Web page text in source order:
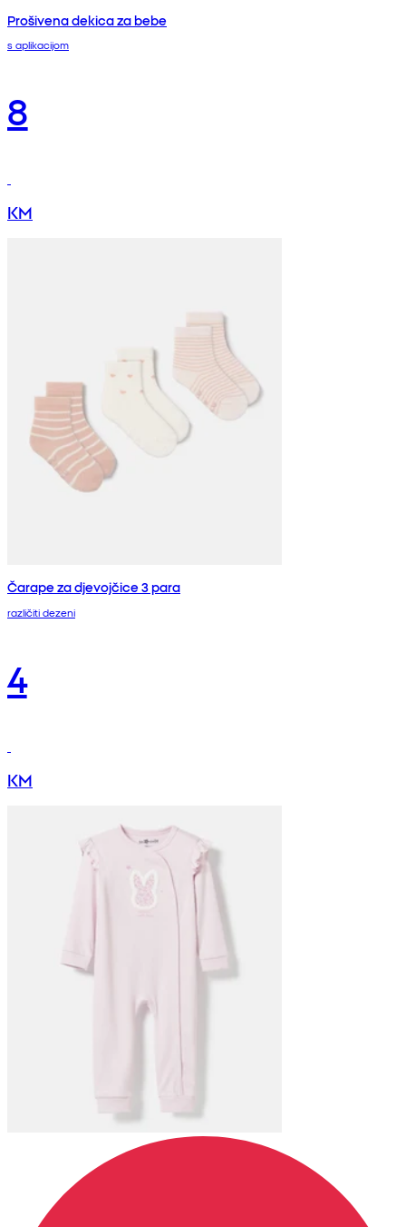
Prošivena dekica za bebe
s aplikacijom
8
KM
Čarape za djevojčice 3 para
različiti dezeni
4
KM